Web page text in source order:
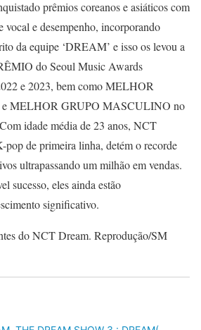
prêmios coreanos e asiáticos com
vocal e desempenho, incorporando
da equipe ‘DREAM’ e isso os levou a
do Seoul Music Awards
e 2023, bem como MELHOR
MELHOR GRUPO MASCULINO no
idade média de 23 anos, NCT
de primeira linha, detém o recorde
ultrapassando um milhão em vendas.
sucesso, eles ainda estão
significativo.
do NCT Dream. Reprodução/SM